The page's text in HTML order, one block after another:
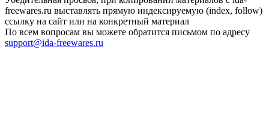
freewares.ru выставлять прямую индексируемую (index, follow)
ссылку на сайт или на конкретный материал
По всем вопросам вы можете обратится письмом по адресу
support@ida-freewares.ru